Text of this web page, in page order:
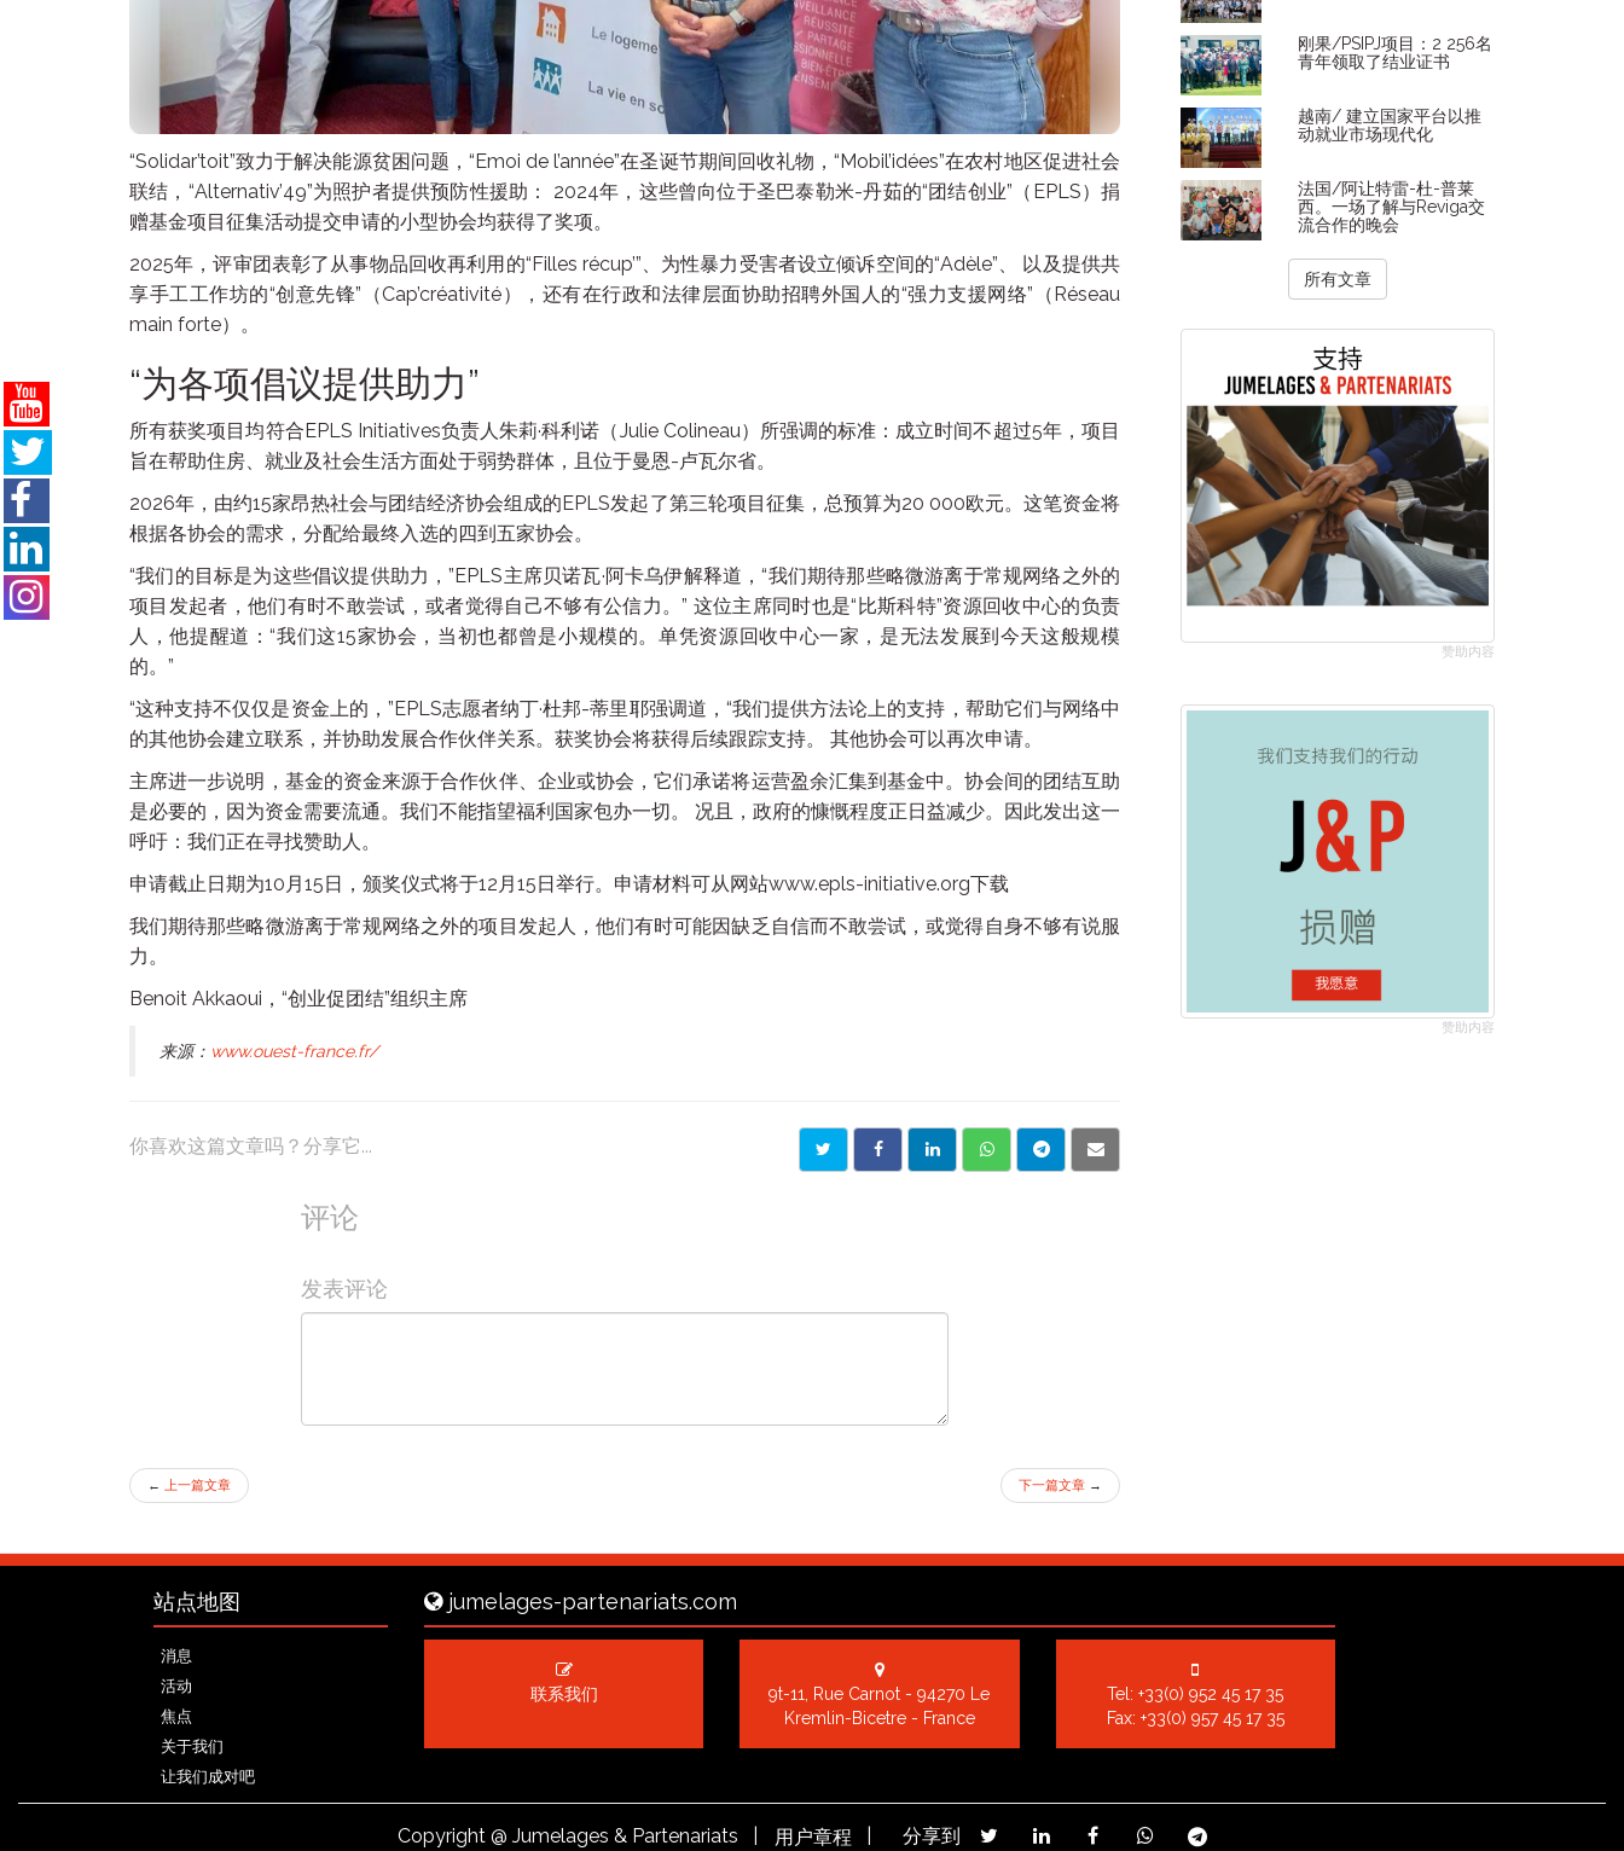
“Solidar’toit”致力于解决能源贫困问题，“Emoi de l’année”在圣诞节期间回收礼物，“Mobil’idées”在农村地区促进社会
联结，“Alternativ’49”为照护者提供预防性援助： 2024年，这些曾向位于圣巴泰勒米-丹茹的“团结创业”（EPLS）捐
赠基金项目征集活动提交申请的小型协会均获得了奖项。
2025年，评审团表彰了从事物品回收再利用的“Filles récup’”、为性暴力受害者设立倾诉空间的“Adèle”、 以及提供共
享手工工作坊的“创意先锋”（Cap’créativité），还有在行政和法律层面协助招聘外国人的“强力支援网络”（Réseau
main forte）。
“为各项倡议提供助力”
所有获奖项目均符合EPLS Initiatives负责人朱莉·科利诺（Julie Colineau）所强调的标准：成立时间不超过5年，项目
旨在帮助住房、就业及社会生活方面处于弱势群体，且位于曼恩-卢瓦尔省。
2026年，由约15家昂热社会与团结经济协会组成的EPLS发起了第三轮项目征集，总预算为20 000欧元。这笔资金将
根据各协会的需求，分配给最终入选的四到五家协会。
“我们的目标是为这些倡议提供助力，”EPLS主席贝诺瓦·阿卡乌伊解释道，“我们期待那些略微游离于常规网络之外的
项目发起者，他们有时不敢尝试，或者觉得自己不够有公信力。” 这位主席同时也是“比斯科特”资源回收中心的负责
人，他提醒道：“我们这15家协会，当初也都曾是小规模的。单凭资源回收中心一家，是无法发展到今天这般规模
的。”
“这种支持不仅仅是资金上的，”EPLS志愿者纳丁·杜邦-蒂里耶强调道，“我们提供方法论上的支持，帮助它们与网络中
的其他协会建立联系，并协助发展合作伙伴关系。获奖协会将获得后续跟踪支持。 其他协会可以再次申请。
主席进一步说明，基金的资金来源于合作伙伴、企业或协会，它们承诺将运营盈余汇集到基金中。协会间的团结互助
是必要的，因为资金需要流通。我们不能指望福利国家包办一切。 况且，政府的慷慨程度正日益减少。因此发出这一
呼吁：我们正在寻找赞助人。
申请截止日期为10月15日，颁奖仪式将于12月15日举行。申请材料可从网站www.epls-initiative.org下载
我们期待那些略微游离于常规网络之外的项目发起人，他们有时可能因缺乏自信而不敢尝试，或觉得自身不够有说服
力。
Benoit Akkaoui，“创业促团结”组织主席
来源： www.ouest-france.fr/
你喜欢这篇文章吗？分享它...
评论
发表评论
← 上一篇文章 下一篇文章 →
刚果/PSIPJ项目：2 256名
青年领取了结业证书
越南/ 建立国家平台以推
动就业市场现代化
法国/阿让特雷-杜-普莱
西。一场了解与Reviga交
流合作的晚会
所有文章
赞助内容
赞助内容
站点地图
消息
活动
焦点
关于我们
让我们成对吧
jumelages-partenariats.com
联系我们
9t-11, Rue Carnot - 94270 Le
Kremlin-Bicetre - France
Tel:+33(0) 952 45 17 35
Fax: +33(0) 957 45 17 35
Copyright @ Jumelages & Partenariats | 用户章程 分享到